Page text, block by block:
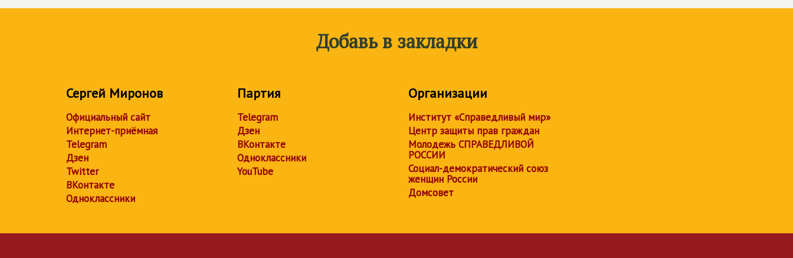
Добавь в закладки
Сергей Миронов
Официальный сайт
Интернет-приёмная
Telegram
Дзен
Twitter
ВКонтакте
Одноклассники
Партия
Telegram
Дзен
ВКонтакте
Одноклассники
YouTube
Организации
Институт «Справедливый мир»
Центр защиты прав граждан
Молодежь СПРАВЕДЛИВОЙ
РОССИИ
Социал-демократический союз
женщин России
Домсовет